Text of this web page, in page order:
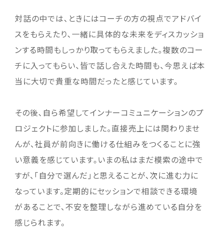
対話の中では、ときにはコーチの方の視点でアドバイ
スをもらえたり、一緒に具体的な未来をディスカッショ
ンする時間もしっかり取ってもらえました。複数のコー
チに入ってもらい、皆で話し合えた時間も、今思えば本
当に大切で貴重な時間だったと感じています。
その後、自ら希望してインナーコミュニケーションのプ
ロジェクトに参加しました。直接売上には関わりませ
んが、社員が前向きに働ける仕組みをつくることに強
い意義を感じています。いまの私はまだ模索の途中で
すが、「自分で選んだ」と思えることが、次に進む力に
なっています。定期的にセッションで相談できる環境
があることで、不安を整理しながら進めている自分を
感じられます。